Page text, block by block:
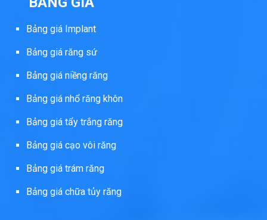
Bảng giá Implant
Bảng giá răng sứ
Bảng giá niềng răng
Bảng giá nhổ răng khôn
Bảng giá tẩy trắng răng
Bảng giá cạo vôi răng
Bảng giá trám răng
Bảng giá chữa tủy răng